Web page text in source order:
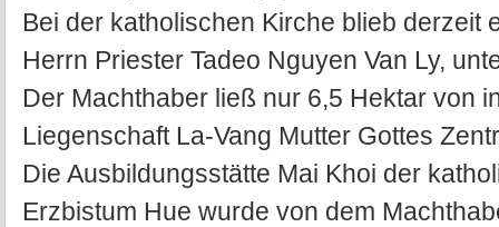
Bei der katholischen Kirche blieb derzeit
Herrn Priester Tadeo Nguyen Van Ly,
Der Machthaber ließ nur 6,5 Hektar von
Liegenschaft La-Vang Mutter Gottes
Die Ausbildungsstätte Mai Khoi der
Erzbistum Hue wurde von dem